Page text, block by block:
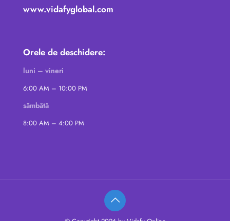
www.vidafyglobal.com
Orele de deschidere:
luni – vineri
6:00 AM – 10:00 PM
sâmbătă
8:00 AM – 4:00 PM